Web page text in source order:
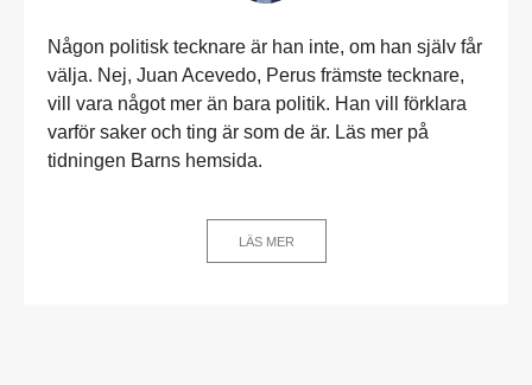
Någon politisk tecknare är han inte, om han själv får
välja. Nej, Juan Acevedo, Perus främste tecknare,
vill vara något mer än bara politik. Han vill förklara
varför saker och ting är som de är. Läs mer på
tidningen Barns hemsida.
LÄS MER